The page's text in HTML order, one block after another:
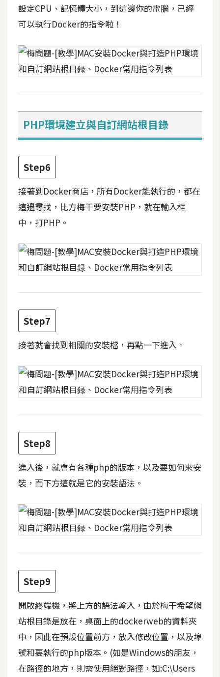
S
O
工
具
免
費
網
頁
設
計
前
端
M
L
/
C
S
J
a
S
r
i
t
I
U
X
R
W
網
頁
設定CPU、記憶體大小，到這邊你的電腦，已經
可以執行Docker的指令啦！
PHP環境建立與自訂網站根目錄
Step6
接著到Docker商店，所有Docker能執行的，都在
這邊尋找，比方梅干要安裝PHP，就在輸入框
中，打PHP。
Step7
接著就會找到相關的安裝檔，再點一下進入。
Step8
進入後，就會有各種php的版本，以及要如何來安
裝，而下方這就是它的安裝語法。
Step9
開啟終端機，將上方的語法輸入，由於梅干希望網
站根目錄是放在，桌面上的dockerweb的資料夾
中，因此在預設位置前方，放入修改位置，以及埠
號和要執行的php版本。(如是Windows的朋友，
在路徑的地方，則需使用絕對路徑，如:C:\Users